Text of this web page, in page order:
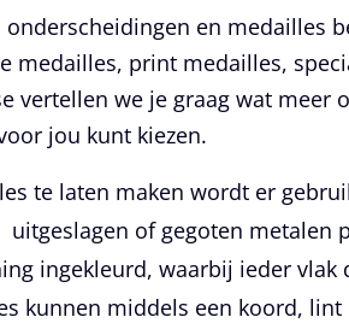
en medailles
medailles, print medailles,
vertellen we je graag wat meer
jou kunt kiezen.
te laten maken wordt er
of gegoten metalen
ingekleurd, waarbij ieder vlak
kunnen middels een koord,